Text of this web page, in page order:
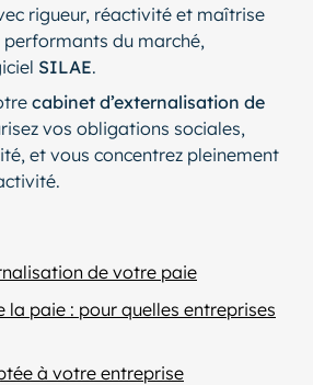
rigueur, réactivité et maîtrise
du marché,
SILAE.
cabinet d’externalisation de
vos obligations sociales,
et vous concentrez pleinement
de votre paie
la paie : pour quelles entreprises
à votre entreprise